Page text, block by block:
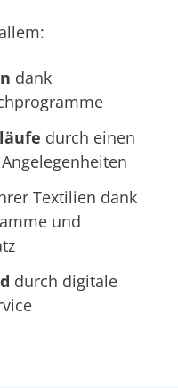
dank
durch einen
Textilien dank
und
durch digitale